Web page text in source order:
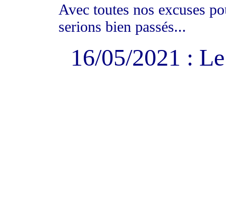
Avec toutes nos excuses
serions bien passés...
16/05/2021 :